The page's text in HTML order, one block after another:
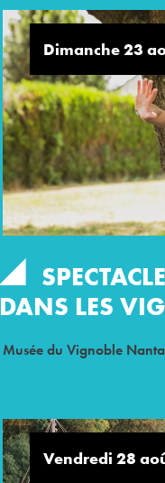
DANS LES
Dimanche 23
Musée du Vignoble
Vendredi 28